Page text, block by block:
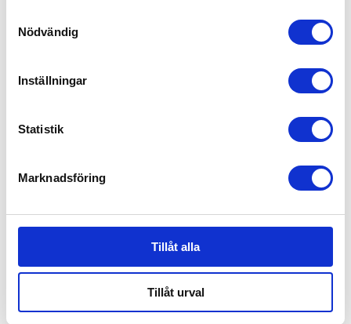
Nödvändig
Inställningar
Statistik
Marknadsföring
Tillåt alla
Tillåt urval